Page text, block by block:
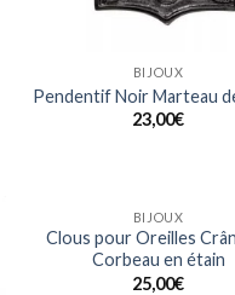
BIJOUX
Pendentif Noir Marteau
23,00€
BIJOUX
Clous pour Oreilles
Corbeau en étain
25,00€